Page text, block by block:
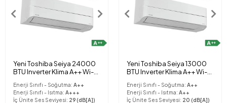
Yeni Toshiba Seiya 24000
BTU Inverter Klima A++ Wi-Fi
Enerji Sınıfı - Soğutma: A++
Enerji Sınıfı - Isıtma: A+++
İç Ünite Ses Seviyesi: 29 (dB[A])
Yeni Toshiba Seiya 13000
BTU Inverter Klima A++ Wi-Fi
Enerji Sınıfı - Soğutma: A++
Enerji Sınıfı - Isıtma: A++
İç Ünite Ses Seviyesi: 20 (dB[A])